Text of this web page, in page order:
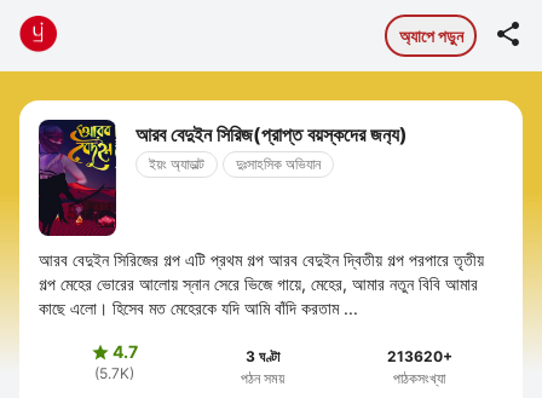
অ্যাপে পড়ুন 
আরব বেদুইন সিরিজ(প্রাপ্ত বয়স্কদের জন‍্য)
ইয়ং অ্যাডাল্ট দুঃসাহসিক অভিযান
আরব বেদুইন সিরিজের গল্প এটি প্রথম গল্প আরব বেদুইন দ্বিতীয় গল্প পরপারে তৃতীয়
গল্প মেহের ভোরের আলোয় স্নান সেরে ভিজে গায়ে, মেহের, আমার নতুন বিবি আমার
কাছে এলো। হিসেব মত মেহেরকে যদি আমি বাঁদি করতাম ...
4.7
(5.7K)
3 ঘণ্টা
পঠন সময়
213620+
পাঠকসংখ্যা